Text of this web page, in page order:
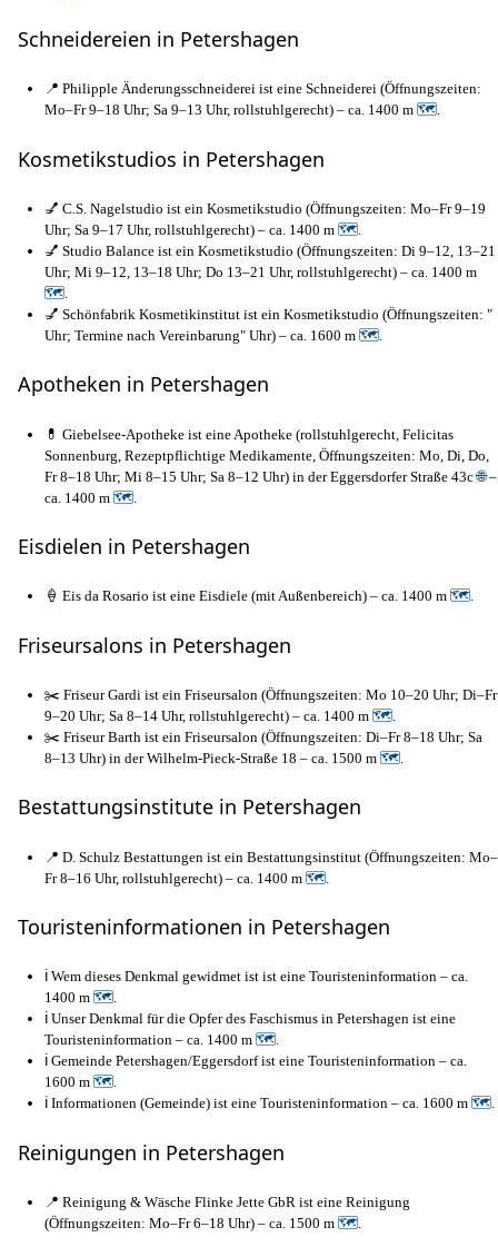
Schneidereien in Petershagen
📍 Philipple Änderungsschneiderei ist eine Schneiderei (Öffnungszeiten:
Mo–Fr 9–18 Uhr; Sa 9–13 Uhr, rollstuhlgerecht) – ca. 1400 m 🗺.
Kosmetikstudios in Petershagen
💅 C.S. Nagelstudio ist ein Kosmetikstudio (Öffnungszeiten: Mo–Fr 9–19
Uhr; Sa 9–17 Uhr, rollstuhlgerecht) – ca. 1400 m 🗺.
💅 Studio Balance ist ein Kosmetikstudio (Öffnungszeiten: Di 9–12, 13–21
Uhr; Mi 9–12, 13–18 Uhr; Do 13–21 Uhr, rollstuhlgerecht) – ca. 1400 m
🗺.
💅 Schönfabrik Kosmetikinstitut ist ein Kosmetikstudio (Öffnungszeiten: "
Uhr; Termine nach Vereinbarung" Uhr) – ca. 1600 m 🗺.
Apotheken in Petershagen
💊 Giebelsee-Apotheke ist eine Apotheke (rollstuhlgerecht, Felicitas
Sonnenburg, Rezeptpflichtige Medikamente, Öffnungszeiten: Mo, Di, Do,
Fr 8–18 Uhr; Mi 8–15 Uhr; Sa 8–12 Uhr) in der Eggersdorfer Straße 43c🌐–
ca. 1400 m 🗺
Eisdielen in Petershagen
🍦 Eis da Rosario ist eine Eisdiele (mit Außenbereich) – ca. 1400 m 🗺.
Friseursalons in Petershagen
✂️ Friseur Gardi ist ein Friseursalon (Öffnungszeiten: Mo 10–20 Uhr; Di–Fr
9–20 Uhr; Sa 8–14 Uhr, rollstuhlgerecht) – ca. 1400 m 🗺
✂️ Friseur Barth ist ein Friseursalon (Öffnungszeiten: Di–Fr 8–18 Uhr; Sa
8–13 Uhr) in der Wilhelm-Pieck-Straße 18 – ca. 1500 m 🗺
Bestattungsinstitute in Petershagen
📍 D. Schulz Bestattungen ist ein Bestattungsinstitut (Öffnungszeiten: Mo–
Fr 8–16 Uhr, rollstuhlgerecht) – ca. 1400 m 🗺
Touristeninformationen in Petershagen
ℹ️ Wem dieses Denkmal gewidmet ist ist eine Touristeninformation – ca.
1400 m 🗺.
ℹ️ Unser Denkmal für die Opfer des Faschismus in Petershagen ist eine
Touristeninformation – ca. 1400 m 🗺.
ℹ️ Gemeinde Petershagen/Eggersdorf ist eine Touristeninformation – ca.
1600 m 🗺.
ℹ️ Informationen (Gemeinde) ist eine Touristeninformation – ca. 1600 m 🗺.
Reinigungen in Petershagen
📍 Reinigung & Wäsche Flinke Jette GbR ist eine Reinigung
(Öffnungszeiten: Mo–Fr 6–18 Uhr) – ca. 1500 m 🗺